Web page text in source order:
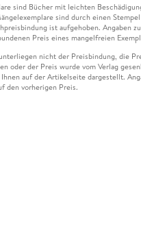
sind Bücher mit leichten
sind durch einen
ist aufgehoben. Angaben
Preis eines mangelfreien
nicht der Preisbindung, die
oder der Preis wurde vom Verlag
auf der Artikelseite dargestellt.
den vorherigen Preis.